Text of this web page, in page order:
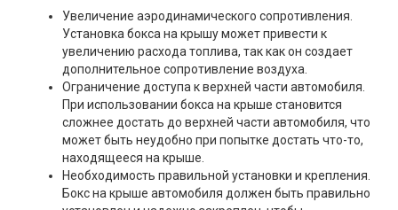
Увеличение аэродинамического сопротивления.
Установка бокса на крышу может привести к
увеличению расхода топлива, так как он создает
дополнительное сопротивление воздуха.
Ограничение доступа к верхней части автомобиля.
При использовании бокса на крыше становится
сложнее достать до верхней части автомобиля, что
может быть неудобно при попытке достать что-то,
находящееся на крыше.
Необходимость правильной установки и крепления.
Бокс на крыше автомобиля должен быть правильно